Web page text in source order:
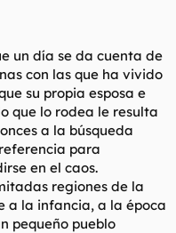
un día se da cuenta de
con las que ha vivido
su propia esposa e
que lo rodea le resulta
a la búsqueda
para
en el caos.
regiones de la
a la infancia, a la época
pequeño pueblo